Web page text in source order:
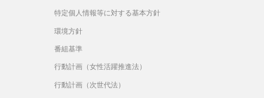
特定個人情報等に対する基本方針
環境方針
番組基準
行動計画（女性活躍推進法）
行動計画（次世代法）